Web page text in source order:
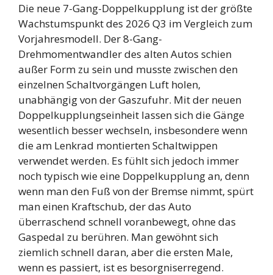
Die neue 7-Gang-Doppelkupplung ist der größte
Wachstumspunkt des 2026 Q3 im Vergleich zum
Vorjahresmodell. Der 8-Gang-
Drehmomentwandler des alten Autos schien
außer Form zu sein und musste zwischen den
einzelnen Schaltvorgängen Luft holen,
unabhängig von der Gaszufuhr. Mit der neuen
Doppelkupplungseinheit lassen sich die Gänge
wesentlich besser wechseln, insbesondere wenn
die am Lenkrad montierten Schaltwippen
verwendet werden. Es fühlt sich jedoch immer
noch typisch wie eine Doppelkupplung an, denn
wenn man den Fuß von der Bremse nimmt, spürt
man einen Kraftschub, der das Auto
überraschend schnell voranbewegt, ohne das
Gaspedal zu berühren. Man gewöhnt sich
ziemlich schnell daran, aber die ersten Male,
wenn es passiert, ist es besorgniserregend.